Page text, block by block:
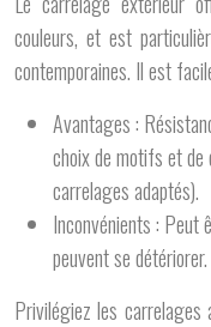
couleurs, et est
contemporaines. Il est
Avantages :
choix de motifs et de
carrelages adaptés).
Inconvénients : Peut
peuvent se détériorer.
Privilégiez les carrelages